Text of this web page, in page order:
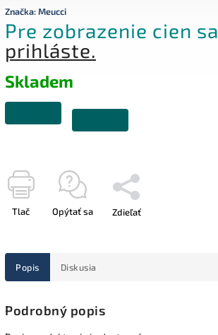
Značka:Meucci
Pre zobrazenie cien sa
prihláste.
Skladem
Tlač Opýtať sa Zdieľať
Popis Diskusia
Podrobný popis